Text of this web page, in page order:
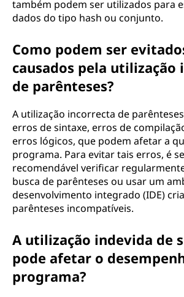
também podem ser utilizados para
dados do tipo hash ou conjunto.
Como podem ser
causados pela utilização
de parênteses?
A utilização incorrecta de
erros de sintaxe, erros de
erros lógicos, que podem afetar a
programa. Para evitar tais erros, é
recomendável verificar
busca de parênteses ou usar um
desenvolvimento integrado (IDE)
parênteses incompatíveis.
A utilização indevida de
pode afetar o
programa?